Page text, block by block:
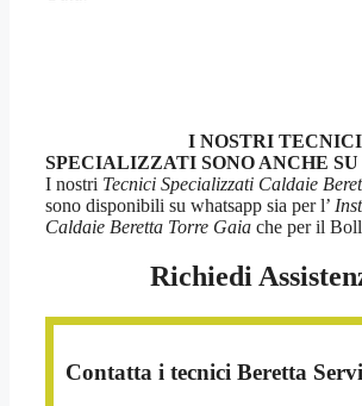
I NOSTRI TECNICI
SPECIALIZZATI SONO ANCHE
I nostri Tecnici Specializzati Caldaie
sono disponibili su whatsapp sia per l’
Caldaie Beretta Torre Gaia che per il
Richiedi
Contatta i tecnici Beretta